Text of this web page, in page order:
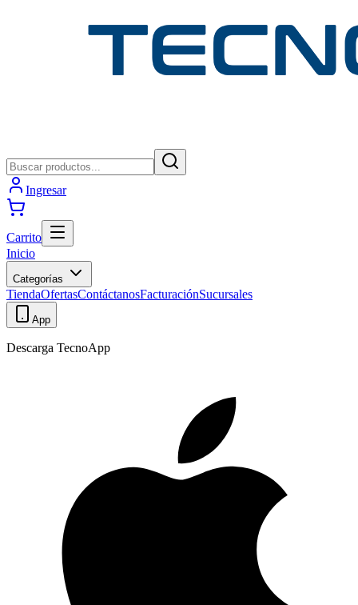
Ingresar
Carrito
Inicio
Categorías
TiendaOfertasContáctanosFacturaciónSucursales
App
Descarga TecnoApp